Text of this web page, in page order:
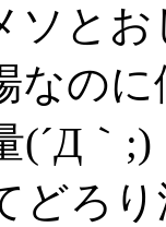
ソと
なの
(´Д｀;)
どろ